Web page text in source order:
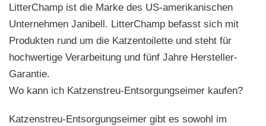
LitterChamp ist die Marke des US-amerikanischen
Unternehmen Janibell. LitterChamp befasst sich mit
Produkten rund um die Katzentoilette und steht für
hochwertige Verarbeitung und fünf Jahre Hersteller-
Garantie.
Wo kann ich Katzenstreu-Entsorgungseimer kaufen?
Katzenstreu-Entsorgungseimer gibt es sowohl im